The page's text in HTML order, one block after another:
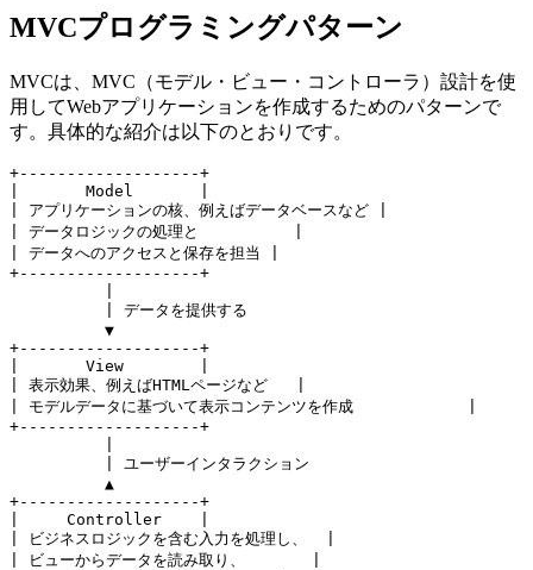
MVCプログラミングパターン
MVCは、MVC（モデル・ビュー・コントローラ）設計を使
用してWebアプリケーションを作成するためのパターンで
す。具体的な紹介は以下のとおりです。
+-------------------+
|       Model       |
| アプリケーションの核、例えばデータベースなど |
| データロジックの処理と          |
| データへのアクセスと保存を担当 |
+-------------------+
          | データを提供する
          ▼
+-------------------+
|       View        |
| 表示効果、例えばHTMLページなど   |
| モデルデータに基づいて表示コンテンツを作成            |
+-------------------+
          | ユーザーインタラクション
          ▲
+-------------------+
|     Controller    |
| ビジネスロジックを含む入力を処理し、  |
| ビューからデータを読み取り、       |